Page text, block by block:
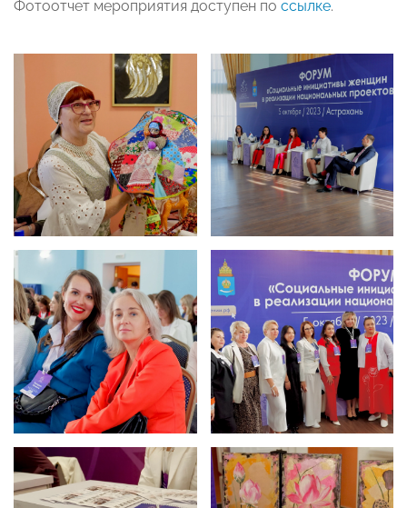
Фотоотчет мероприятия доступен по ссылке.